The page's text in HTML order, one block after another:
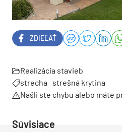
ZDIEĽAŤ
Realizácia stavieb
strecha
strešná krytina
Našli ste chybu alebo máte
Súvisiace